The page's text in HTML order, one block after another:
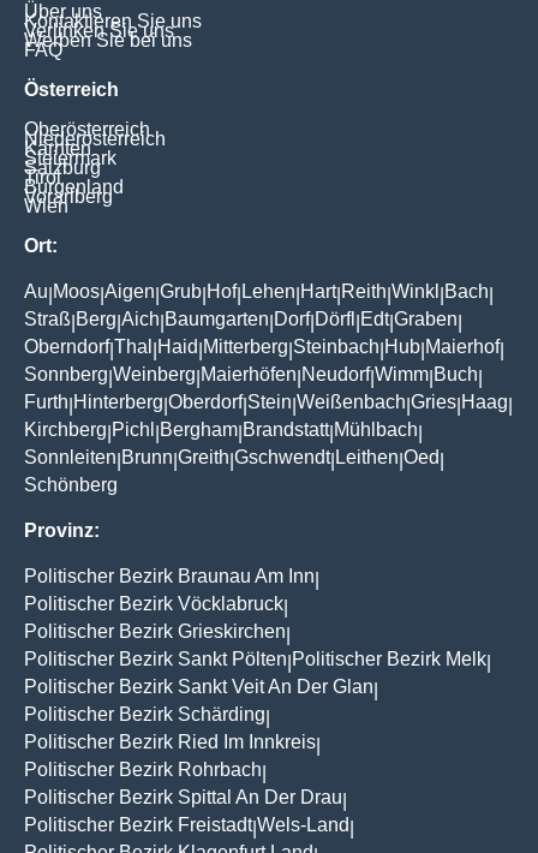
Über uns
Kontaktieren Sie uns
Verlinken Sie uns
Werben Sie bei uns
FAQ
Österreich
Oberösterreich
Niederösterreich
Kärnten
Steiermark
Salzburg
Tirol
Burgenland
Vorarlberg
Wien
Ort:
Au Moos Aigen Grub Hof| Lehen Hart| Reith Winkl Bach
Straß Berg Aich Baumgarten Dorf| Dörfl Edt|Graben
Oberndorf|Thal Haid Mitterberg Steinbach Hub Maierhof|
Sonnberg Weinberg Maierhöfen Neudorf|Wimm Buch
Furth Hinterberg Oberdorf| Stein Weißenbach Gries Haag
Kirchberg Pichl Bergham Brandstatt| Mühlbach
Sonnleiten Brunn Greith Gschwendt| Leithen Oed
Schönberg
Provinz:
Politischer Bezirk Braunau Am Inn
Politischer Bezirk Vöcklabruck
Politischer Bezirk Grieskirchen
Politischer Bezirk Sankt Pölten Politischer Bezirk Melk
Politischer Bezirk Sankt Veit An Der Glan
Politischer Bezirk Schärding
Politischer Bezirk Ried Im Innkreis
Politischer Bezirk Rohrbach
Politischer Bezirk Spittal An Der Drau
Politischer Bezirk Freistadt|Wels-Land